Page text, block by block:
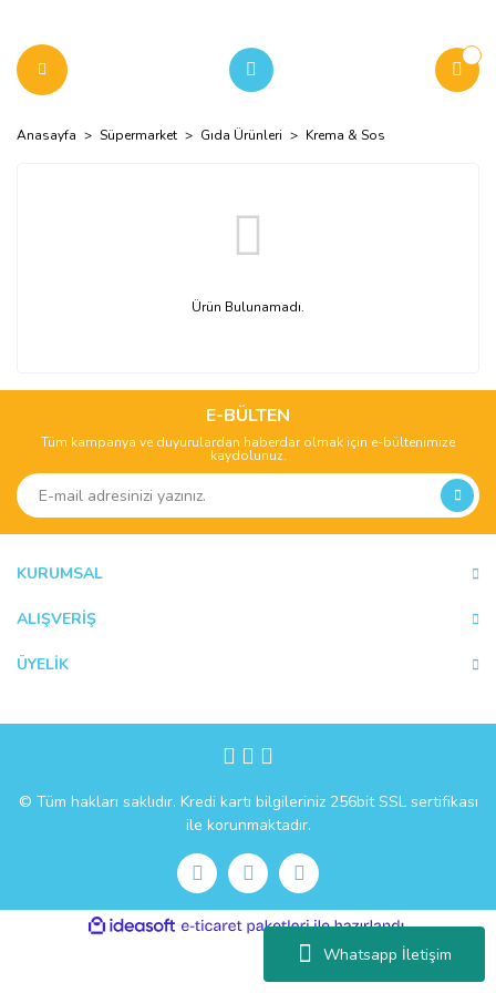
Whatsapp İletişim
Anasayfa Süpermarket Gıda Ürünleri Krema & Sos
Ürün Bulunamadı.
E-BÜLTEN
Tüm kampanya ve duyurulardan haberdar olmak için e-bültenimize
kaydolunuz.
KURUMSAL
ALIŞVERİŞ
ÜYELİK
© Tüm hakları saklıdır. Kredi kartı bilgileriniz 256bit SSL sertifikası
ile korunmaktadır.
ideasoft
e-
ticaret
paketleri
ile
hazırlandı.